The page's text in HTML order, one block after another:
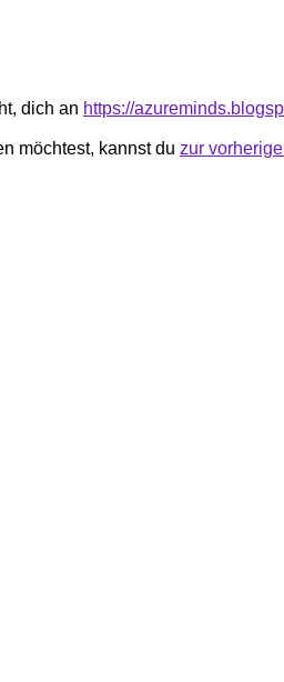
dich an https://
möchtest, kannst du zur